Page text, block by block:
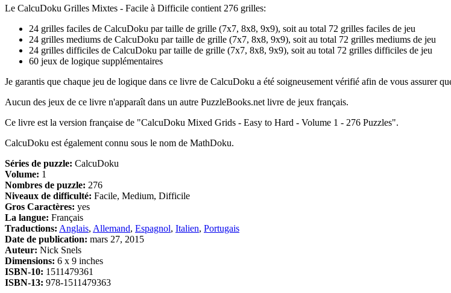
Le CalcuDoku Grilles Mixtes - Facile à Difficile contient 276 grilles:
24 grilles faciles de CalcuDoku par taille de grille (7x7, 8x8, 9x9), soit au total 72 grilles faciles de jeu
24 grilles mediums de CalcuDoku par taille de grille (7x7, 8x8, 9x9), soit au total 72 grilles mediums de jeu
24 grilles difficiles de CalcuDoku par taille de grille (7x7, 8x8, 9x9), soit au total 72 grilles difficiles de jeu
60 jeux de logique supplémentaires
Je garantis que chaque jeu de logique dans ce livre de CalcuDoku a été soigneusement vérifié afin de vous assurer
Aucun des jeux de ce livre n'apparaît dans un autre PuzzleBooks.net livre de jeux français.
Ce livre est la version française de "CalcuDoku Mixed Grids - Easy to Hard - Volume 1 - 276 Puzzles".
CalcuDoku est également connu sous le nom de MathDoku.
Séries de puzzle: CalcuDoku
Volume: 1
Nombres de puzzle: 276
Niveaux de difficulté: Facile, Medium, Difficile
Gros Caractères: yes
La langue: Français
Traductions: Anglais, Allemand, Espagnol, Italien, Portugais
Date de publication: mars 27, 2015
Auteur: Nick Snels
Dimensions: 6 x 9 inches
ISBN-10: 1511479361
ISBN-13: 978-1511479363